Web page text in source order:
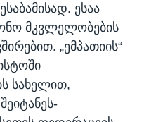
ესაა
მკვლელობების
„ემპათიის“
სახელით,